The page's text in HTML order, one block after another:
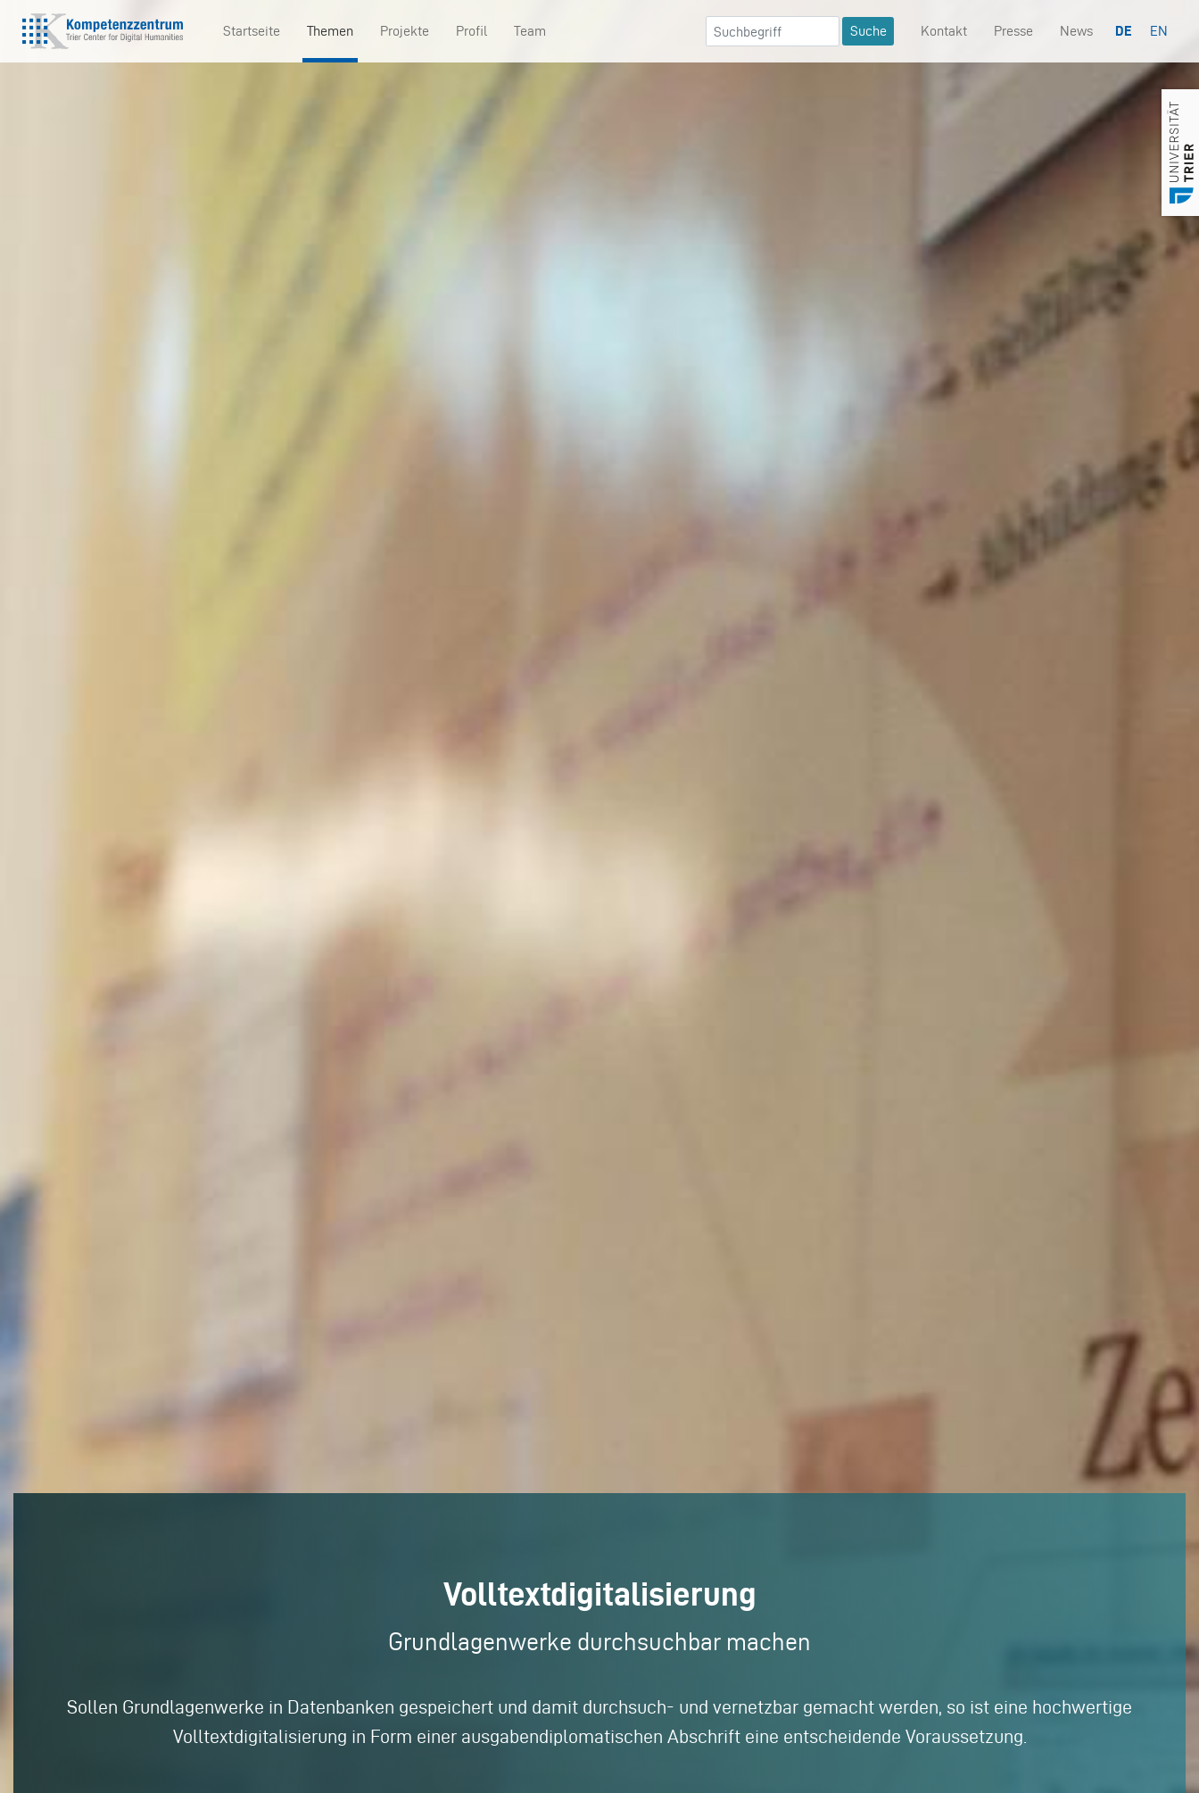
Direkt
zum
Inhalt
Main
Startseite Themen Projekte Profil Team
Mininavigation
Kontakt Presse News DE EN
Volltextdigitalisierung
Grundlagenwerke durchsuchbar machen
Sollen Grundlagenwerke in Datenbanken gespeichert und damit durchsuch- und vernetzbar gemacht werden, so ist eine hochwertige
Volltextdigitalisierung in Form einer ausgabendiplomatischen Abschrift eine entscheidende Voraussetzung.